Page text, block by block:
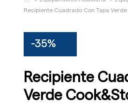
Recipiente Cuadrado Con Tapa Verde
-35%
Recipiente
Verde